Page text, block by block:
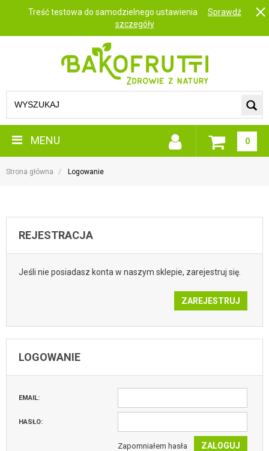
Treść testowa do samodzielnego ustawienia
Sprawdź
szczegóły
MENU 0
Strona główna Logowanie
REJESTRACJA
Jeśli nie posiadasz konta w naszym sklepie, zarejestruj się.
ZAREJESTRUJ
LOGOWANIE
EMAIL:
HASŁO:
Zapomniałem hasła ZALOGUJ